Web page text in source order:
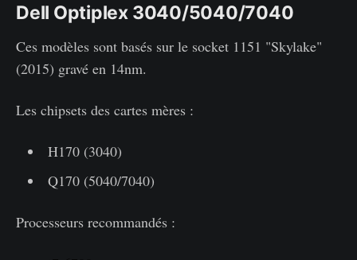
Dell Optiplex 3040/5040/7040
Ces modèles sont basés sur le socket 1151 "Skylake"
(2015) gravé en 14nm.
Les chipsets des cartes mères :
H170 (3040)
Q170 (5040/7040)
Processeurs recommandés :